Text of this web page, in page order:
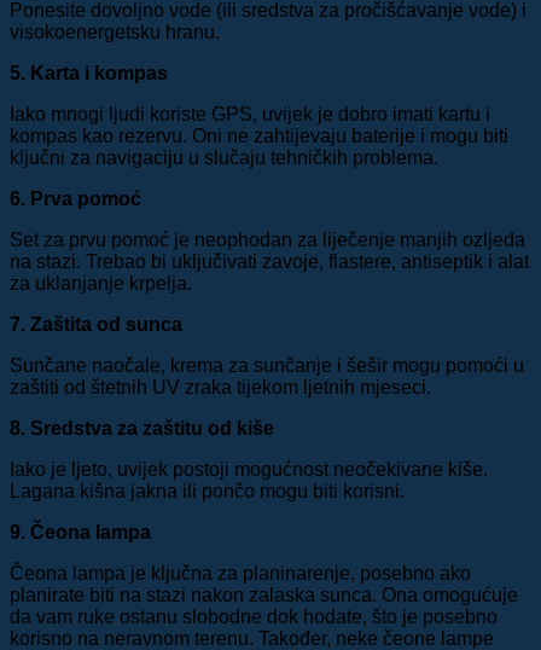
Ponesite dovoljno vode (ili sredstva za pročišćavanje vode) i
visokoenergetsku hranu.
5. Karta i kompas
Iako mnogi ljudi koriste GPS, uvijek je dobro imati kartu i
kompas kao rezervu. Oni ne zahtijevaju baterije i mogu biti
ključni za navigaciju u slučaju tehničkih problema.
6. Prva pomoć
Set za prvu pomoć je neophodan za liječenje manjih ozljeda
na stazi. Trebao bi uključivati zavoje, flastere, antiseptik i alat
za uklanjanje krpelja.
7. Zaštita od sunca
Sunčane naočale, krema za sunčanje i šešir mogu pomoći u
zaštiti od štetnih UV zraka tijekom ljetnih mjeseci.
8. Sredstva za zaštitu od kiše
Iako je ljeto, uvijek postoji mogućnost neočekivane kiše.
Lagana kišna jakna ili pončo mogu biti korisni.
9. Čeona lampa
Čeona lampa je ključna za planinarenje, posebno ako
planirate biti na stazi nakon zalaska sunca. Ona omogućuje
da vam ruke ostanu slobodne dok hodate, što je posebno
korisno na neravnom terenu. Također, neke čeone lampe